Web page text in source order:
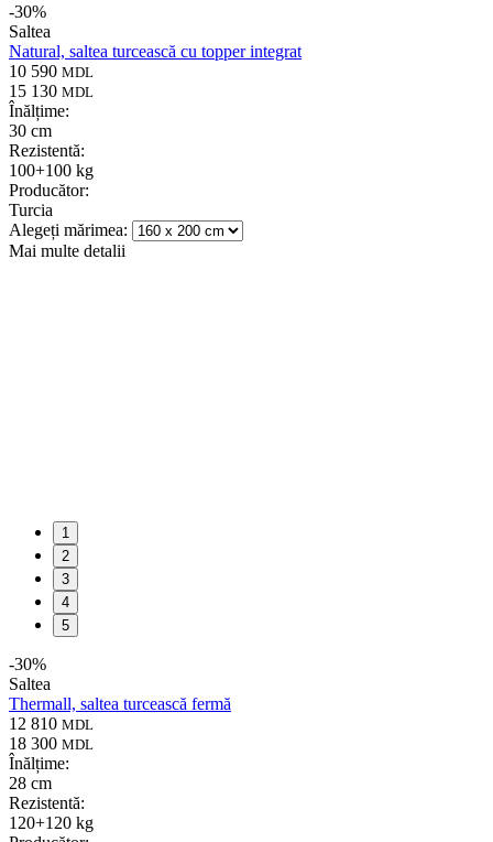
-30%
Saltea
Natural, saltea turcească cu topper integrat
10 590 MDL
15 130 MDL
Înălțime:
30 cm
Rezistentă:
100+100 kg
Producător:
Turcia
Alegeți mărimea:
Mai multe detalii
1
2
3
4
5
-30%
Saltea
Thermall, saltea turcească fermă
12 810 MDL
18 300 MDL
Înălțime:
28 cm
Rezistentă:
120+120 kg